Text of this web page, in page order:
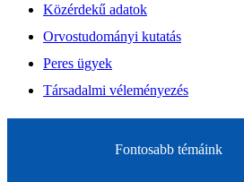
Közérdekű adatok
Orvostudományi kutatás
Peres ügyek
Társadalmi véleményezés
Fontosabb témáink